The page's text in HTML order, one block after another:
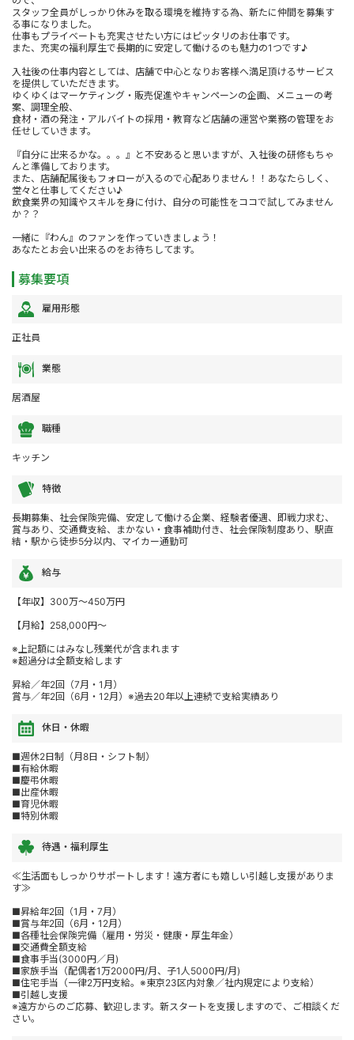
スタッフ全員がしっかり休みを取る環境を維持する為、新たに仲間を募集す
る事になりました。
仕事もプライベートも充実させたい方にはピッタリのお仕事です。
また、充実の福利厚生で長期的に安定して働けるのも魅力の1つです♪
入社後の仕事内容としては、店舗で中心となりお客様へ満足頂けるサービス
を提供していただきます。
ゆくゆくはマーケティング・販売促進やキャンペーンの企画、メニューの考
案、調理全般、
食材・酒の発注・アルバイトの採用・教育など店舗の運営や業務の管理をお
任せしていきます。
『自分に出来るかな。。。』と不安あると思いますが、入社後の研修もちゃ
んと準備しております。
また、店舗配属後もフォローが入るので心配ありません！！あなたらしく、
堂々と仕事してください♪
飲食業界の知識やスキルを身に付け、自分の可能性をココで試してみません
か？？
一緒に『わん』のファンを作っていきましょう！
あなたとお会い出来るのをお待ちしてます。
募集要項
雇用形態
正社員
業態
居酒屋
職種
キッチン
特徴
長期募集、社会保険完備、安定して働ける企業、経験者優遇、即戦力求む、
賞与あり、交通費支給、まかない・食事補助付き、社会保険制度あり、駅直
結・駅から徒歩5分以内、マイカー通勤可
給与
【年収】300万～450万円
【月給】258,000円～
※上記額にはみなし残業代が含まれます
※超過分は全額支給します
昇給／年2回（7月・1月）
賞与／年2回（6月・12月）※過去20年以上連続で支給実績あり
休日・休暇
■週休2日制（月8日・シフト制）
■有給休暇
■慶弔休暇
■出産休暇
■育児休暇
■特別休暇
待遇・福利厚生
≪生活面もしっかりサポートします！遠方者にも嬉しい引越し支援がありま
す≫
■昇給年2回（1月・7月）
■賞与年2回（6月・12月）
■各種社会保険完備（雇用・労災・健康・厚生年金）
■交通費全額支給
■食事手当(3000円／月)
■家族手当（配偶者1万2000円/月、子1人5000円/月)
■住宅手当（一律2万円支給。※東京23区内対象／社内規定により支給）
■引越し支援
※遠方からのご応募、歓迎します。新スタートを支援しますので、ご相談くだ
さい。